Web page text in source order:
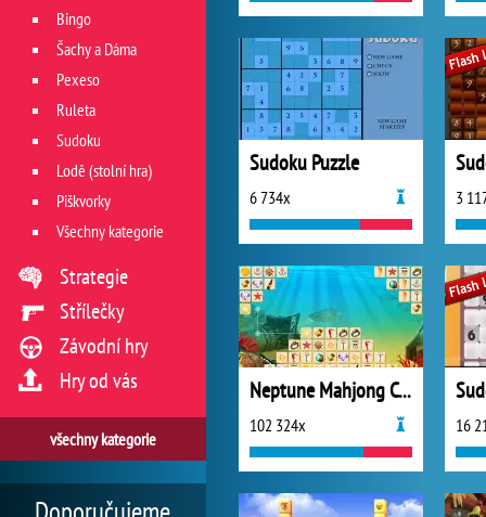
Sudoku Puzzle
6 734x 3
Neptune Mahjong Connect
102 324x 16
Bingo
Šachy a Dáma
Pexeso
Ruleta
Sudoku
Lodě (stolní hra)
Piškvorky
Všechny kategorie
Strategie
Střílečky
Závodní hry
Hry od vás
všechny kategorie